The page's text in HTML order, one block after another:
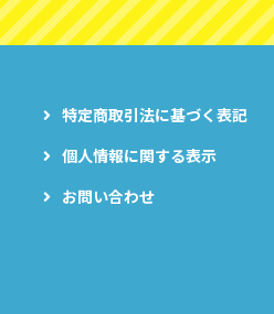
特定商取引法に基づく表記
個人情報に関する表示
お問い合わせ